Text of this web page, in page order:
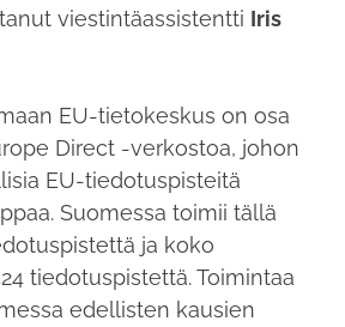
viestintäassistentti Iris
EU-tietokeskus on osa
Direct -verkostoa, johon
EU-tiedotuspisteitä
Suomessa toimii tällä
ja koko
tiedotuspistettä. Toimintaa
edellisten kausien